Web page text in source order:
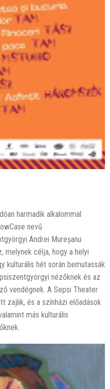
harmadik alkalommal
nevű
Andrei Mureșanu
melynek célja, hogy a helyi
kulturális hét során bemutassák
nézőknek és az
vendégnek. A Sepsi Theater
zajlik, és a színházi előadások
más kulturális